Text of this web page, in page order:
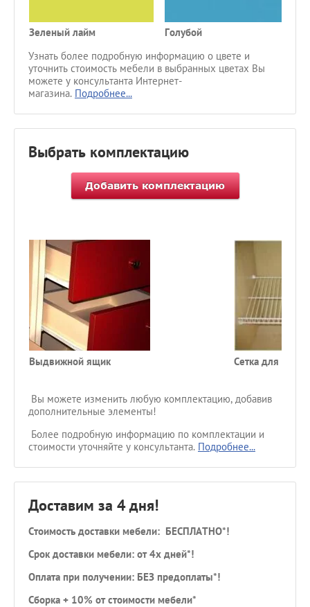
Зеленый лайм Голубой
Узнать более подробную информацию о цвете и
уточнить стоимость мебели в выбранных цветах Вы
можете у консультанта Интернет-
магазина. Подробнее...
Выбрать комплектацию
Выдвижной ящик Сетка для обуви
Вы можете изменить любую комплектацию, добавив
дополнительные элементы!
Более подробную информацию по комплектации и
стоимости уточняйте у консультанта. Подробнее...
Доставим за 4 дня!
Стоимость доставки мебели: БЕСПЛАТНО*!
Срок доставки мебели: от 4х дней*!
Оплата при получении: БЕЗ предоплаты*!
Сборка + 10% от стоимости мебели*